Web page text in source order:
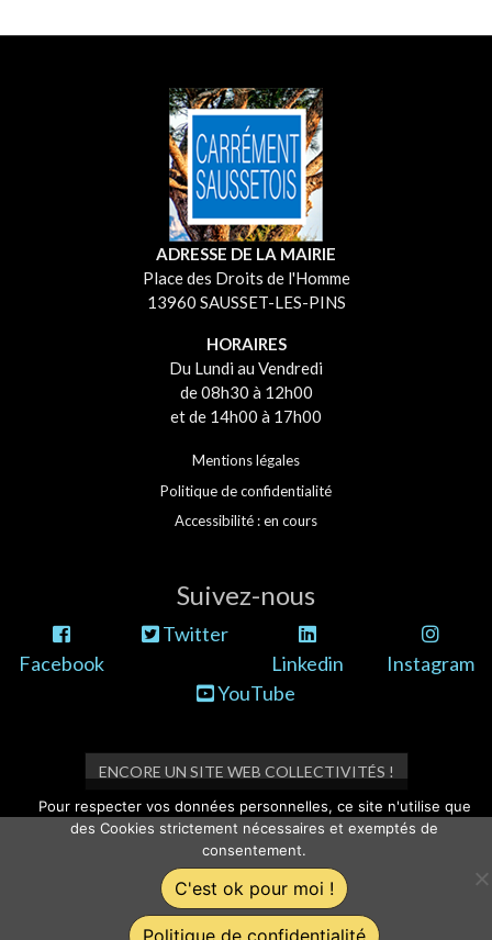
ADRESSE DE LA MAIRIE
Place des Droits de l'Homme
13960 SAUSSET-LES-PINS
HORAIRES
Du Lundi au Vendredi
de 08h30 à 12h00
et de 14h00 à 17h00
Mentions légales
Politique de confidentialité
Accessibilité : en cours
Suivez-nous
Facebook
Twitter
Linkedin
Instagram
YouTube
ENCORE UN SITE WEB COLLECTIVITÉS !
Pour respecter vos données personnelles, ce site n'utilise que
des Cookies strictement nécessaires et exemptés de
consentement.
C'est ok pour moi !
Politique de confidentialité